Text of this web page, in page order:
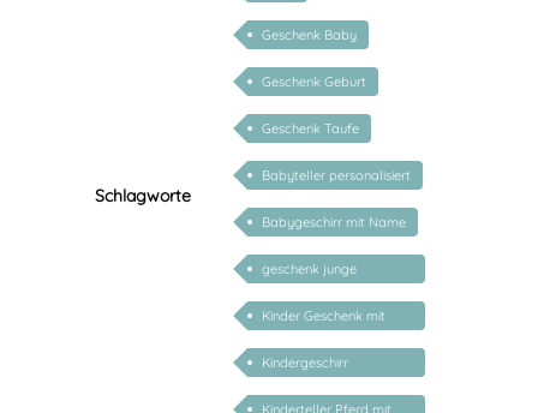
Schlagworte
Geschenk Baby
Geschenk Geburt
Geschenk Taufe
Babyteller personalisiert
Babygeschirr mit Name
geschenk junge
mädchen
Kinder Geschenk mit
Namen
Kindergeschirr
personalisiert mit
Kinderteller Pferd mit